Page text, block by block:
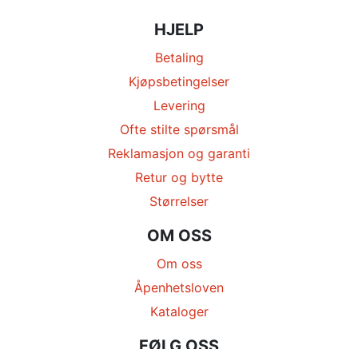
HJELP
Betaling
Kjøpsbetingelser
Levering
Ofte stilte spørsmål
Reklamasjon og garanti
Retur og bytte
Størrelser
OM OSS
Om oss
Åpenhetsloven
Kataloger